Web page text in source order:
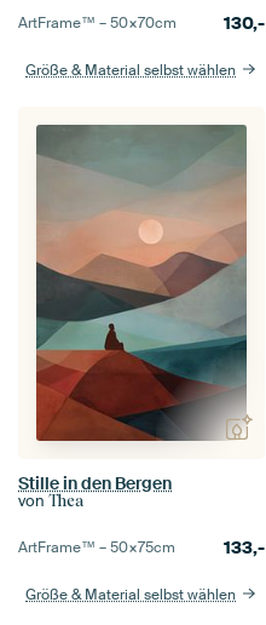
ArtFrame™ –50×70cm 130,-
Größe & Material selbst wählen
Stille in den Bergen
von Thea
ArtFrame™ –50×75cm 133,-
Größe & Material selbst wählen